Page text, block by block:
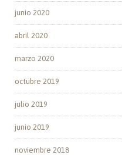
junio 2020
abril 2020
marzo 2020
octubre 2019
julio 2019
junio 2019
noviembre 2018